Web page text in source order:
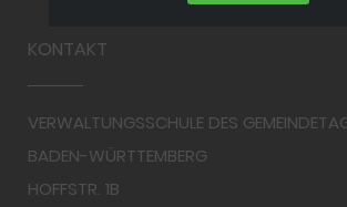
KONTAKT
VERWALTUNGSSCHULE DES
BADEN-WÜRTTEMBERG
HOFFSTR. 1B